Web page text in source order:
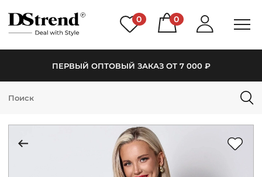
0 0
ПЕРВЫЙ ОПТОВЫЙ ЗАКАЗ ОТ 7 000 ₽
КАТАЛОГ
НОВИНКИ